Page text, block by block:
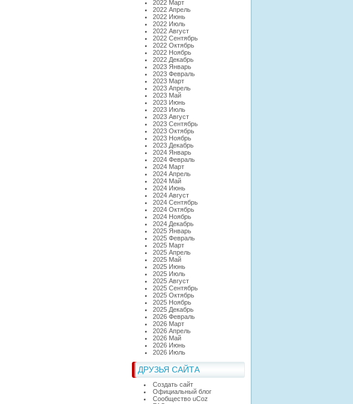
2022 Март
2022 Апрель
2022 Июнь
2022 Июль
2022 Август
2022 Сентябрь
2022 Октябрь
2022 Ноябрь
2022 Декабрь
2023 Январь
2023 Февраль
2023 Март
2023 Апрель
2023 Май
2023 Июнь
2023 Июль
2023 Август
2023 Сентябрь
2023 Октябрь
2023 Ноябрь
2023 Декабрь
2024 Январь
2024 Февраль
2024 Март
2024 Апрель
2024 Май
2024 Июнь
2024 Август
2024 Сентябрь
2024 Октябрь
2024 Ноябрь
2024 Декабрь
2025 Январь
2025 Февраль
2025 Март
2025 Апрель
2025 Май
2025 Июнь
2025 Июль
2025 Август
2025 Сентябрь
2025 Октябрь
2025 Ноябрь
2025 Декабрь
2026 Февраль
2026 Март
2026 Апрель
2026 Май
2026 Июнь
2026 Июль
ДРУЗЬЯ САЙТА
Создать сайт
Официальный блог
Сообщество uCoz